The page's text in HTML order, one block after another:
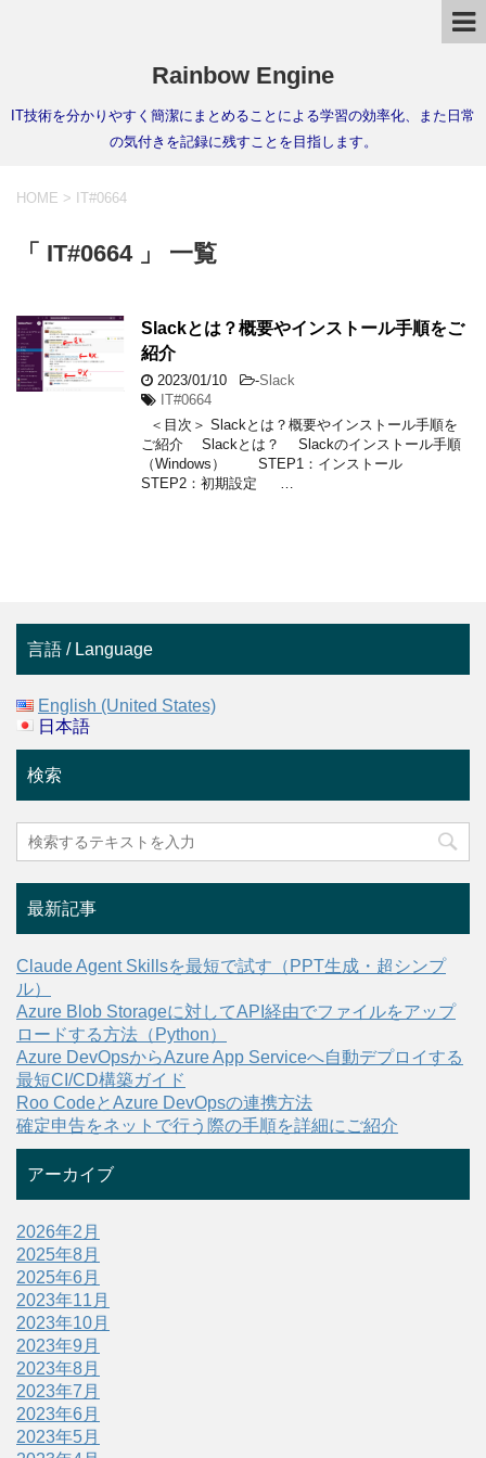
Rainbow Engine
IT技術を分かりやすく簡潔にまとめることによる学習の効率化、また日常
の気付きを記録に残すことを目指します。
HOME > IT#0664
「 IT#0664 」 一覧
Slackとは？概要やインストール手順をご
紹介
2023/01/10 -Slack
IT#0664
＜目次＞ Slackとは？概要やインストール手順を
ご紹介 Slackとは？ Slackのインストール手順
（Windows） STEP1：インストール
STEP2：初期設定 …
言語 / Language
English (United States)
日本語
検索
最新記事
Claude Agent Skillsを最短で試す（PPT生成・超シンプ
ル）
Azure Blob Storageに対してAPI経由でファイルをアップ
ロードする方法（Python）
Azure DevOpsからAzure App Serviceへ自動デプロイする
最短CI/CD構築ガイド
Roo CodeとAzure DevOpsの連携方法
確定申告をネットで行う際の手順を詳細にご紹介
アーカイブ
2026年2月
2025年8月
2025年6月
2023年11月
2023年10月
2023年9月
2023年8月
2023年7月
2023年6月
2023年5月